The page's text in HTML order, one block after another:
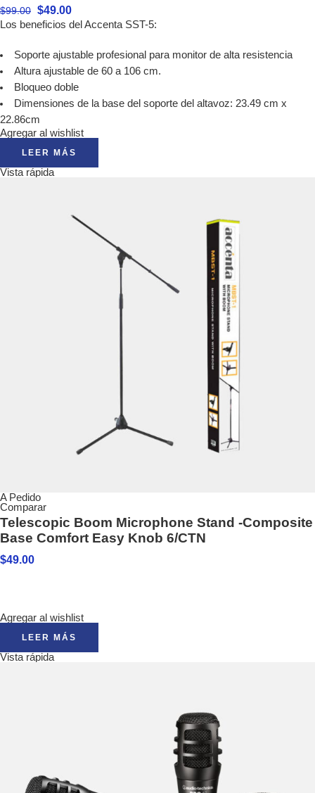
$99.00 $49.00
Los beneficios del Accenta SST-5:
Soporte ajustable profesional para monitor de alta resistencia
Altura ajustable de 60 a 106 cm.
Bloqueo doble
Dimensiones de la base del soporte del altavoz: 23.49 cm x
22.86cm
Agregar al wishlist
LEER MÁS
Vista rápida
A Pedido
Comparar
Telescopic Boom Microphone Stand -Composite
Base Comfort Easy Knob 6/CTN
$49.00
Agregar al wishlist
LEER MÁS
Vista rápida